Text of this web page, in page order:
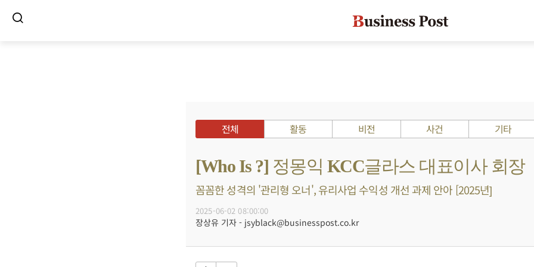
전체 활동 비전 사건 기타
[Who Is ?] 정몽익 KCC글라스 대표이사 회장
꼼꼼한 성격의 '관리형 오너', 유리사업 수익성 개선 과제 안아 [2025년]
2025-06-02 08:00:00
장상유 기자 - jsyblack@businesspost.co.kr